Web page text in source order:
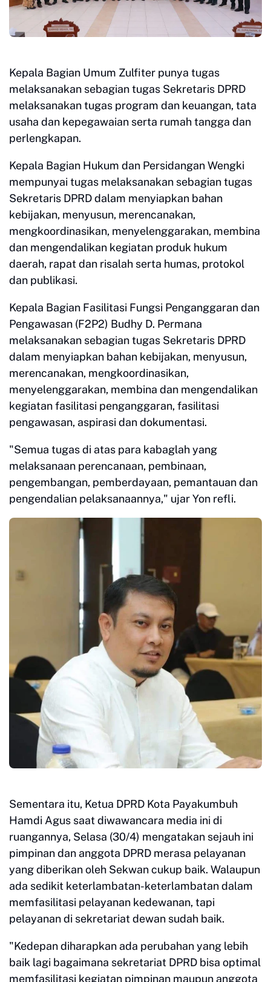
Kepala Bagian Umum Zulfiter punya tugas
melaksanakan sebagian tugas Sekretaris DPRD
melaksanakan tugas program dan keuangan, tata
usaha dan kepegawaian serta rumah tangga dan
perlengkapan.
Kepala Bagian Hukum dan Persidangan Wengki
mempunyai tugas melaksanakan sebagian tugas
Sekretaris DPRD dalam menyiapkan bahan
kebijakan, menyusun, merencanakan,
mengkoordinasikan, menyelenggarakan, membina
dan mengendalikan kegiatan produk hukum
daerah, rapat dan risalah serta humas, protokol
dan publikasi.
Kepala Bagian Fasilitasi Fungsi Penganggaran dan
Pengawasan (F2P2) Budhy D. Permana
melaksanakan sebagian tugas Sekretaris DPRD
dalam menyiapkan bahan kebijakan, menyusun,
merencanakan, mengkoordinasikan,
menyelenggarakan, membina dan mengendalikan
kegiatan fasilitasi penganggaran, fasilitasi
pengawasan, aspirasi dan dokumentasi.
"Semua tugas di atas para kabaglah yang
melaksanaan perencanaan, pembinaan,
pengembangan, pemberdayaan, pemantauan dan
pengendalian pelaksanaannya," ujar Yon refli.
Sementara itu, Ketua DPRD Kota Payakumbuh
Hamdi Agus saat diwawancara media ini di
ruangannya, Selasa (30/4) mengatakan sejauh ini
pimpinan dan anggota DPRD merasa pelayanan
yang diberikan oleh Sekwan cukup baik. Walaupun
ada sedikit keterlambatan-keterlambatan dalam
memfasilitasi pelayanan kedewanan, tapi
pelayanan di sekretariat dewan sudah baik.
"Kedepan diharapkan ada perubahan yang lebih
baik lagi bagaimana sekretariat DPRD bisa optimal
memfasilitasi kegiatan pimpinan maupun anggota